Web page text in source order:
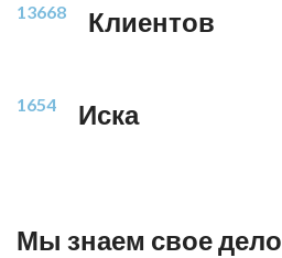
13668 Клиентов
1654 Иска
Мы знаем свое дело